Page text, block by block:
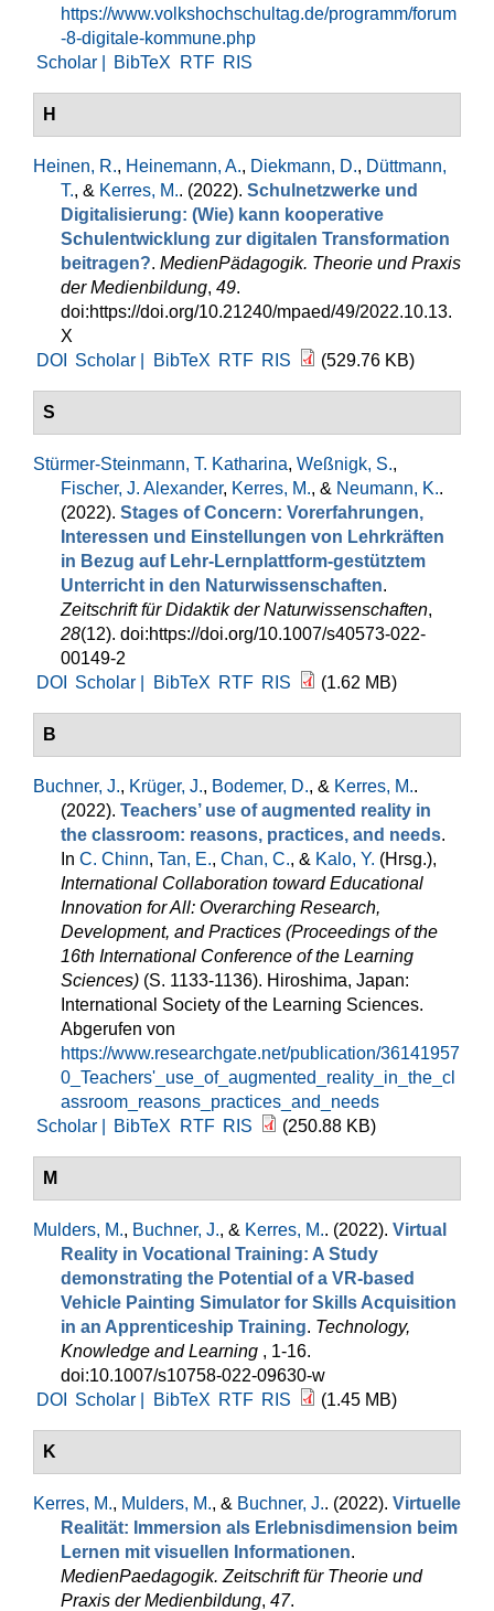
https://www.volkshochschultag.de/programm/forum
-8-digitale-kommune.php
Scholar |
BibTeX RTF RIS
H
Heinen, R., Heinemann, A., Diekmann, D., Düttmann,
T., & Kerres, M.. (2022). Schulnetzwerke und
Digitalisierung: (Wie) kann kooperative
Schulentwicklung zur digitalen Transformation
beitragen?. MedienPädagogik. Theorie und Praxis
der Medienbildung, 49.
doi:https://doi.org/10.21240/mpaed/49/2022.10.13.
X
DOI
Scholar | BibTeX RTF RIS (529.76 KB)
S
Stürmer-Steinmann, T. Katharina, Weßnigk, S.,
Fischer, J. Alexander, Kerres, M., & Neumann, K..
(2022). Stages of Concern: Vorerfahrungen,
Interessen und Einstellungen von Lehrkräften
in Bezug auf Lehr-Lernplattform-gestütztem
Unterricht in den Naturwissenschaften.
Zeitschrift für Didaktik der Naturwissenschaften,
28(12). doi:https://doi.org/10.1007/s40573-022-
00149-2
DOI
Scholar | BibTeX RTF RIS (1.62 MB)
B
Buchner, J., Krüger, J., Bodemer, D., & Kerres, M..
(2022). Teachers’ use of augmented reality in
the classroom: reasons, practices, and needs.
In C. Chinn, Tan, E., Chan, C., & Kalo, Y. (Hrsg.),
International Collaboration toward Educational
Innovation for All: Overarching Research,
Development, and Practices (Proceedings of the
16th International Conference of the Learning
Sciences) (S. 1133-1136). Hiroshima, Japan:
International Society of the Learning Sciences.
Abgerufen von
https://www.researchgate.net/publication/36141957
0_Teachers'_use_of_augmented_reality_in_the_cl
assroom_reasons_practices_and_needs
Scholar |
BibTeX RTF RIS (250.88 KB)
M
Mulders, M., Buchner, J., & Kerres, M.. (2022). Virtual
Reality in Vocational Training: A Study
demonstrating the Potential of a VR-based
Vehicle Painting Simulator for Skills Acquisition
in an Apprenticeship Training. Technology,
Knowledge and Learning , 1-16.
doi:10.1007/s10758-022-09630-w
DOI
Scholar | BibTeX RTF RIS (1.45 MB)
K
Kerres, M., Mulders, M., & Buchner, J.. (2022). Virtuelle
Realität: Immersion als Erlebnisdimension beim
Lernen mit visuellen Informationen.
MedienPaedagogik. Zeitschrift für Theorie und
Praxis der Medienbildung, 47.